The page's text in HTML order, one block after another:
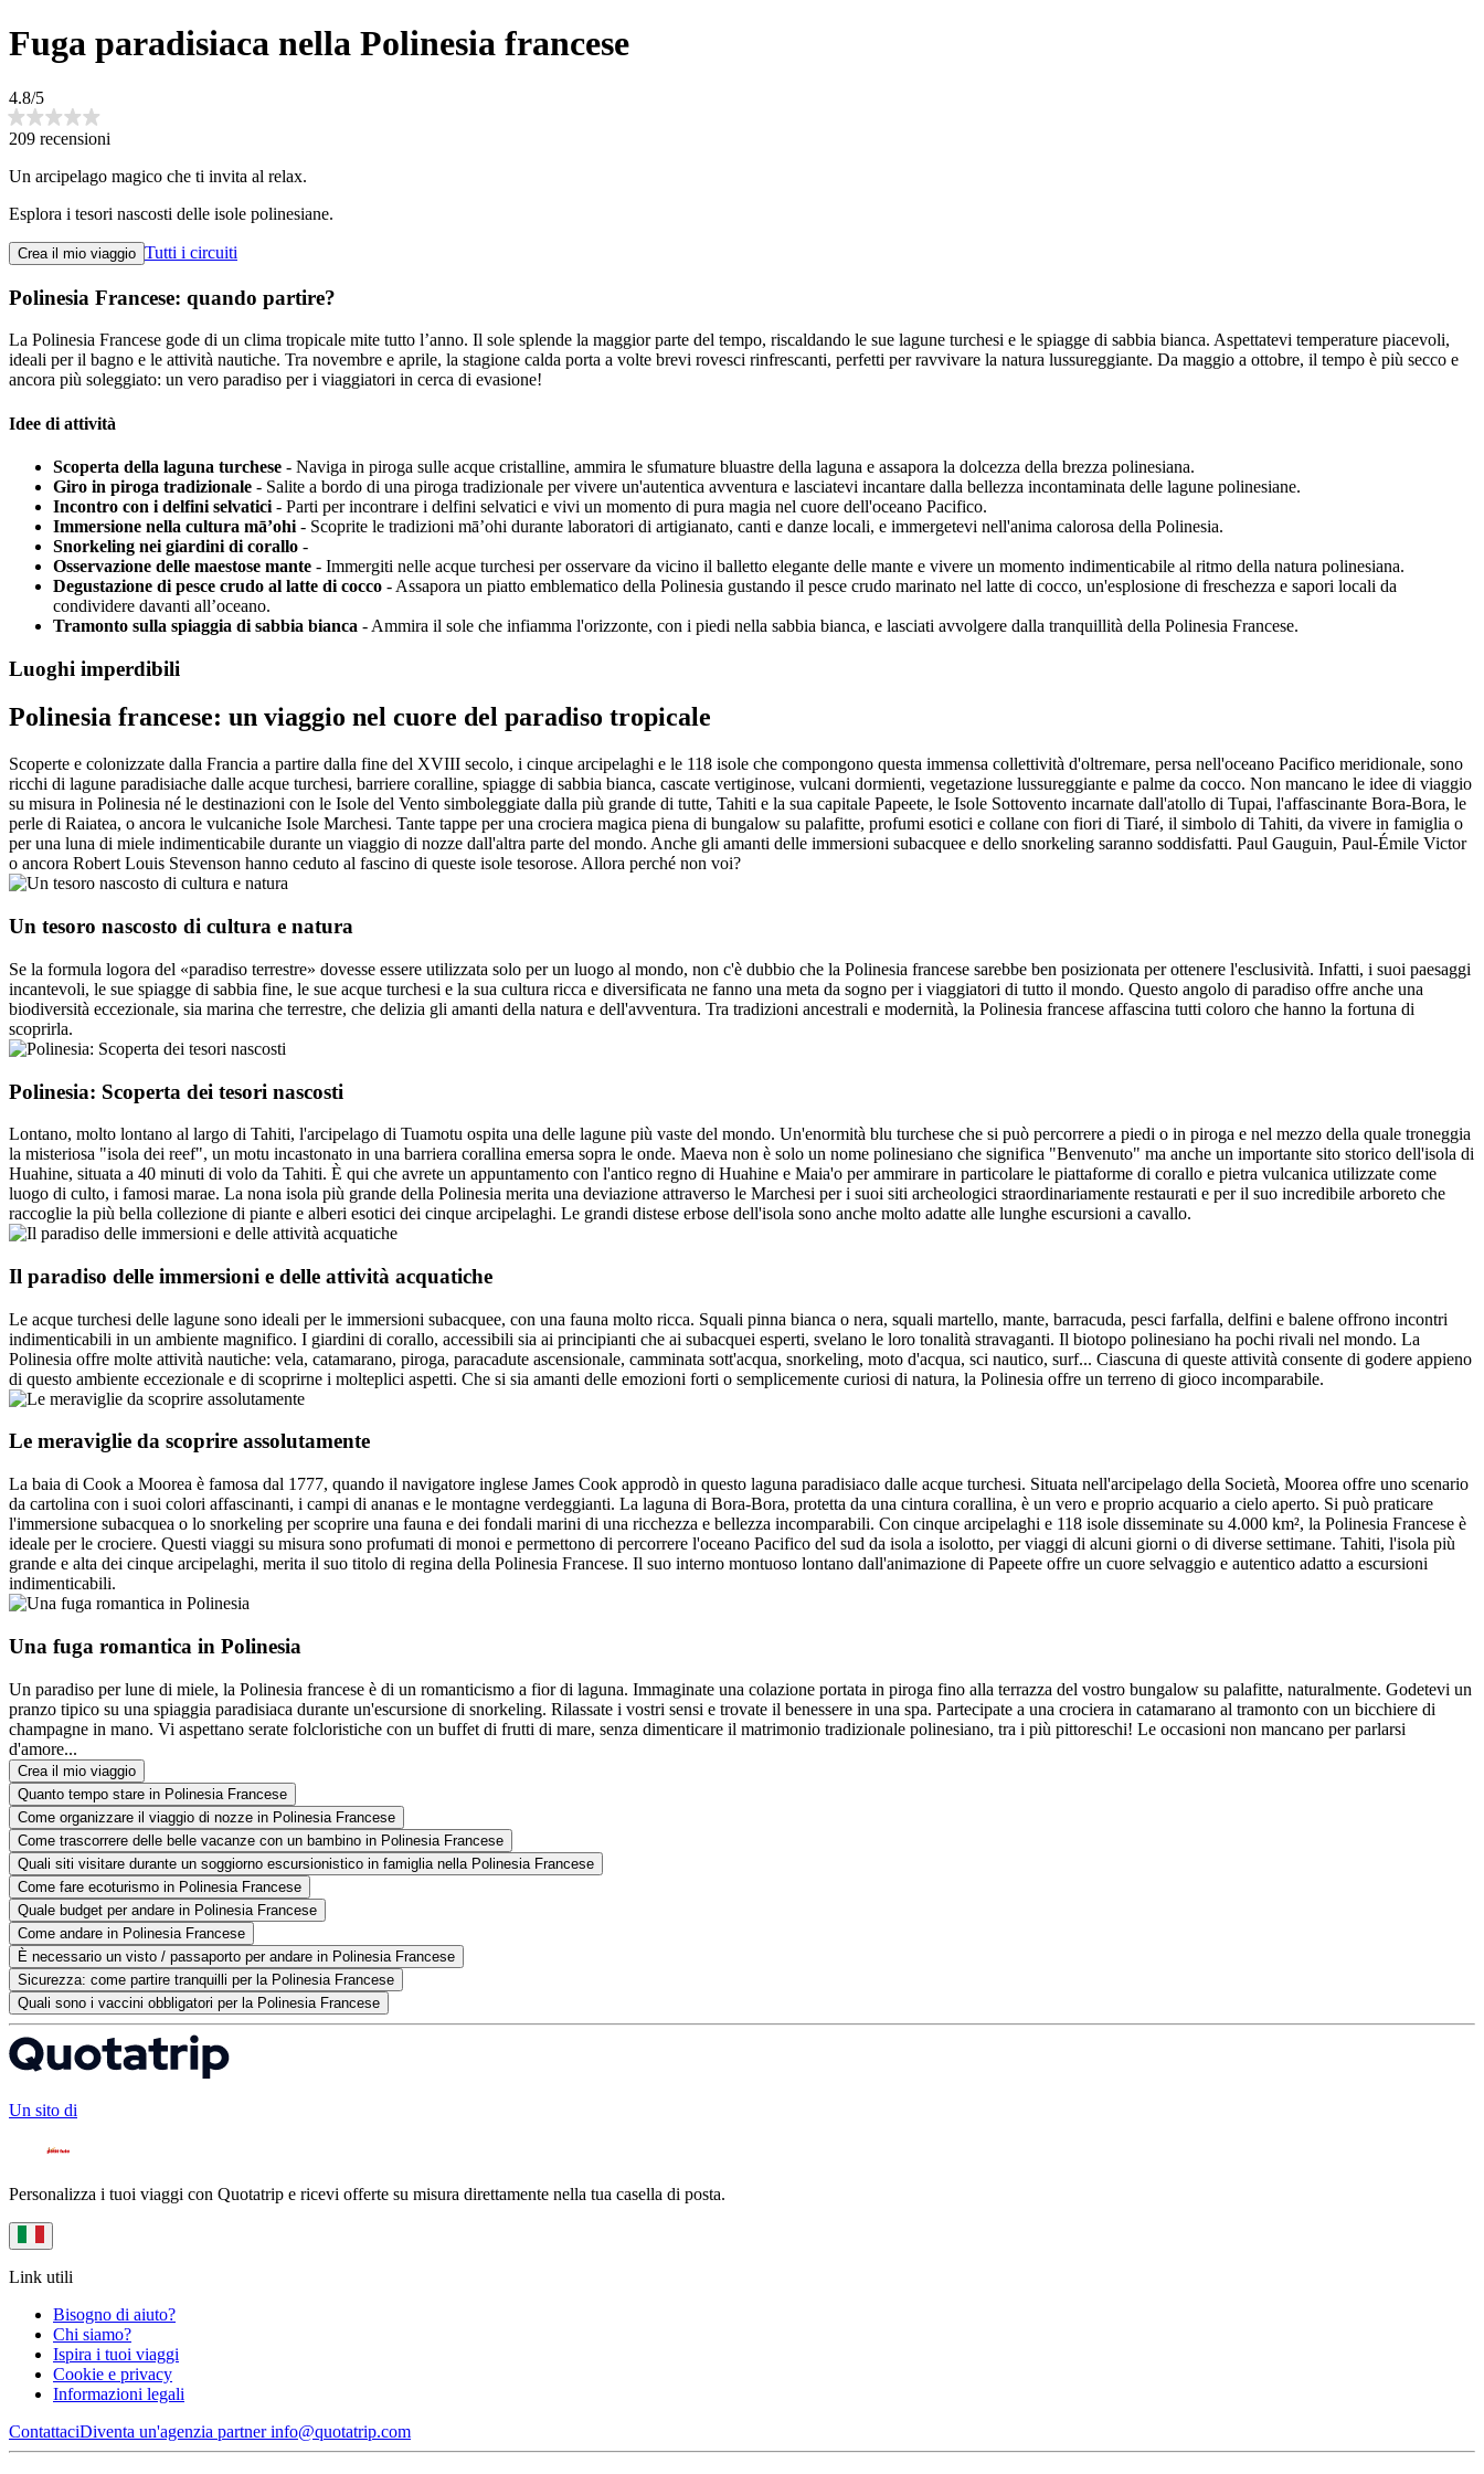
Fuga paradisiaca nella Polinesia francese
4.8/5
209 recensioni
Un arcipelago magico che ti invita al relax.
Esplora i tesori nascosti delle isole polinesiane.
Crea il mio viaggio Tutti i circuiti
Polinesia Francese: quando partire?
La Polinesia Francese gode di un clima tropicale mite tutto l’anno. Il sole splende la maggior parte del tempo, riscaldando le sue lagune turchesi e le spiagge di sabbia bianca. Aspettatevi temperature piacevoli,
ideali per il bagno e le attività nautiche. Tra novembre e aprile, la stagione calda porta a volte brevi rovesci rinfrescanti, perfetti per ravvivare la natura lussureggiante. Da maggio a ottobre, il tempo è più secco e
ancora più soleggiato: un vero paradiso per i viaggiatori in cerca di evasione!
Idee di attività
Scoperta della laguna turchese - Naviga in piroga sulle acque cristalline, ammira le sfumature bluastre della laguna e assapora la dolcezza della brezza polinesiana.
Giro in piroga tradizionale - Salite a bordo di una piroga tradizionale per vivere un'autentica avventura e lasciatevi incantare dalla bellezza incontaminata delle lagune polinesiane.
Incontro con i delfini selvatici - Parti per incontrare i delfini selvatici e vivi un momento di pura magia nel cuore dell'oceano Pacifico.
Immersione nella cultura mā’ohi - Scoprite le tradizioni mā’ohi durante laboratori di artigianato, canti e danze locali, e immergetevi nell'anima calorosa della Polinesia.
Snorkeling nei giardini di corallo -
Osservazione delle maestose mante - Immergiti nelle acque turchesi per osservare da vicino il balletto elegante delle mante e vivere un momento indimenticabile al ritmo della natura polinesiana.
Degustazione di pesce crudo al latte di cocco - Assapora un piatto emblematico della Polinesia gustando il pesce crudo marinato nel latte di cocco, un'esplosione di freschezza e sapori locali da
condividere davanti all’oceano.
Tramonto sulla spiaggia di sabbia bianca - Ammira il sole che infiamma l'orizzonte, con i piedi nella sabbia bianca, e lasciati avvolgere dalla tranquillità della Polinesia Francese.
Luoghi imperdibili
Polinesia francese: un viaggio nel cuore del paradiso tropicale
Scoperte e colonizzate dalla Francia a partire dalla fine del XVIII secolo, i cinque arcipelaghi e le 118 isole che compongono questa immensa collettività d'oltremare, persa nell'oceano Pacifico meridionale, sono
ricchi di lagune paradisiache dalle acque turchesi, barriere coralline, spiagge di sabbia bianca, cascate vertiginose, vulcani dormienti, vegetazione lussureggiante e palme da cocco. Non mancano le idee di viaggio
su misura in Polinesia né le destinazioni con le Isole del Vento simboleggiate dalla più grande di tutte, Tahiti e la sua capitale Papeete, le Isole Sottovento incarnate dall'atollo di Tupai, l'affascinante Bora-Bora, le
perle di Raiatea, o ancora le vulcaniche Isole Marchesi. Tante tappe per una crociera magica piena di bungalow su palafitte, profumi esotici e collane con fiori di Tiaré, il simbolo di Tahiti, da vivere in famiglia o
per una luna di miele indimenticabile durante un viaggio di nozze dall'altra parte del mondo. Anche gli amanti delle immersioni subacquee e dello snorkeling saranno soddisfatti. Paul Gauguin, Paul-Émile Victor
o ancora Robert Louis Stevenson hanno ceduto al fascino di queste isole tesorose. Allora perché non voi?
Un tesoro nascosto di cultura e natura
Se la formula logora del «paradiso terrestre» dovesse essere utilizzata solo per un luogo al mondo, non c'è dubbio che la Polinesia francese sarebbe ben posizionata per ottenere l'esclusività. Infatti, i suoi paesaggi
incantevoli, le sue spiagge di sabbia fine, le sue acque turchesi e la sua cultura ricca e diversificata ne fanno una meta da sogno per i viaggiatori di tutto il mondo. Questo angolo di paradiso offre anche una
biodiversità eccezionale, sia marina che terrestre, che delizia gli amanti della natura e dell'avventura. Tra tradizioni ancestrali e modernità, la Polinesia francese affascina tutti coloro che hanno la fortuna di
scoprirla.
Polinesia: Scoperta dei tesori nascosti
Lontano, molto lontano al largo di Tahiti, l'arcipelago di Tuamotu ospita una delle lagune più vaste del mondo. Un'enormità blu turchese che si può percorrere a piedi o in piroga e nel mezzo della quale troneggia
la misteriosa "isola dei reef", un motu incastonato in una barriera corallina emersa sopra le onde. Maeva non è solo un nome polinesiano che significa "Benvenuto" ma anche un importante sito storico dell'isola di
Huahine, situata a 40 minuti di volo da Tahiti. È qui che avrete un appuntamento con l'antico regno di Huahine e Maia'o per ammirare in particolare le piattaforme di corallo e pietra vulcanica utilizzate come
luogo di culto, i famosi marae. La nona isola più grande della Polinesia merita una deviazione attraverso le Marchesi per i suoi siti archeologici straordinariamente restaurati e per il suo incredibile arboreto che
raccoglie la più bella collezione di piante e alberi esotici dei cinque arcipelaghi. Le grandi distese erbose dell'isola sono anche molto adatte alle lunghe escursioni a cavallo.
Il paradiso delle immersioni e delle attività acquatiche
Le acque turchesi delle lagune sono ideali per le immersioni subacquee, con una fauna molto ricca. Squali pinna bianca o nera, squali martello, mante, barracuda, pesci farfalla, delfini e balene offrono incontri
indimenticabili in un ambiente magnifico. I giardini di corallo, accessibili sia ai principianti che ai subacquei esperti, svelano le loro tonalità stravaganti. Il biotopo polinesiano ha pochi rivali nel mondo. La
Polinesia offre molte attività nautiche: vela, catamarano, piroga, paracadute ascensionale, camminata sott'acqua, snorkeling, moto d'acqua, sci nautico, surf... Ciascuna di queste attività consente di godere appieno
di questo ambiente eccezionale e di scoprirne i molteplici aspetti. Che si sia amanti delle emozioni forti o semplicemente curiosi di natura, la Polinesia offre un terreno di gioco incomparabile.
Le meraviglie da scoprire assolutamente
La baia di Cook a Moorea è famosa dal 1777, quando il navigatore inglese James Cook approdò in questo laguna paradisiaco dalle acque turchesi. Situata nell'arcipelago della Società, Moorea offre uno scenario
da cartolina con i suoi colori affascinanti, i campi di ananas e le montagne verdeggianti. La laguna di Bora-Bora, protetta da una cintura corallina, è un vero e proprio acquario a cielo aperto. Si può praticare
l'immersione subacquea o lo snorkeling per scoprire una fauna e dei fondali marini di una ricchezza e bellezza incomparabili. Con cinque arcipelaghi e 118 isole disseminate su 4.000 km², la Polinesia Francese è
ideale per le crociere. Questi viaggi su misura sono profumati di monoi e permettono di percorrere l'oceano Pacifico del sud da isola a isolotto, per viaggi di alcuni giorni o di diverse settimane. Tahiti, l'isola più
grande e alta dei cinque arcipelaghi, merita il suo titolo di regina della Polinesia Francese. Il suo interno montuoso lontano dall'animazione di Papeete offre un cuore selvaggio e autentico adatto a escursioni
indimenticabili.
Una fuga romantica in Polinesia
Un paradiso per lune di miele, la Polinesia francese è di un romanticismo a fior di laguna. Immaginate una colazione portata in piroga fino alla terrazza del vostro bungalow su palafitte, naturalmente. Godetevi un
pranzo tipico su una spiaggia paradisiaca durante un'escursione di snorkeling. Rilassate i vostri sensi e trovate il benessere in una spa. Partecipate a una crociera in catamarano al tramonto con un bicchiere di
champagne in mano. Vi aspettano serate folcloristiche con un buffet di frutti di mare, senza dimenticare il matrimonio tradizionale polinesiano, tra i più pittoreschi! Le occasioni non mancano per parlarsi
d'amore...
Crea il mio viaggio
Quanto tempo stare in Polinesia Francese
Come organizzare il viaggio di nozze in Polinesia Francese
Come trascorrere delle belle vacanze con un bambino in Polinesia Francese
Quali siti visitare durante un soggiorno escursionistico in famiglia nella Polinesia Francese
Come fare ecoturismo in Polinesia Francese
Quale budget per andare in Polinesia Francese
Come andare in Polinesia Francese
È necessario un visto / passaporto per andare in Polinesia Francese
Sicurezza: come partire tranquilli per la Polinesia Francese
Quali sono i vaccini obbligatori per la Polinesia Francese
Un sito di
Personalizza i tuoi viaggi con Quotatrip e ricevi offerte su misura direttamente nella tua casella di posta.
Link utili
Bisogno di aiuto?
Chi siamo?
Ispira i tuoi viaggi
Cookie e privacy
Informazioni legali
ContattaciDiventa un'agenzia partnerinfo@quotatrip.com